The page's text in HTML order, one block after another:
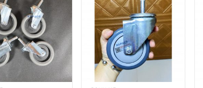
+